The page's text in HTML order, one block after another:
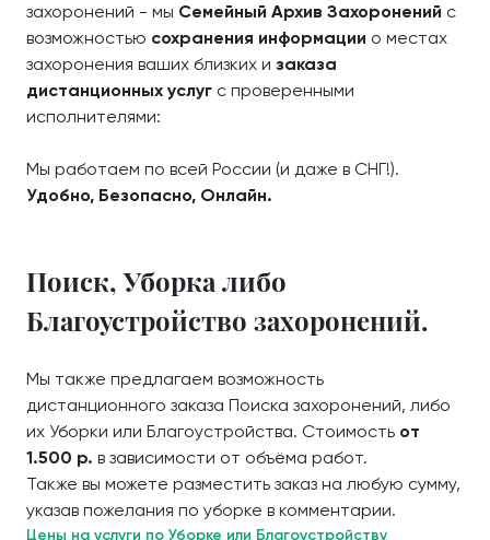
захоронений - мы Семейный Архив Захоронений с
возможностью сохранения информации о местах
захоронения ваших близких и заказа
дистанционных услуг с проверенными
исполнителями:
Мы работаем по всей России (и даже в СНГ!).
Удобно, Безопасно, Онлайн.
Поиск, Уборка либо
Благоустройство захоронений.
Мы также предлагаем возможность
дистанционного заказа Поиска захоронений, либо
их Уборки или Благоустройства. Стоимость от
1.500 р. в зависимости от объёма работ.
Также вы можете разместить заказ на любую сумму,
указав пожелания по уборке в комментарии.
Цены на услуги по Уборке или Благоустройству